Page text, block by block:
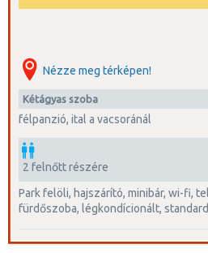
Nézze meg térképen!
kétágyas szoba
félpanzió, ital a vacsoránál
2 felnőtt részére
park felöli, hajszárító, minibár, wi-fi, telefon, tv, zuhanyzós
fürdőszoba, légkondícionált, standard